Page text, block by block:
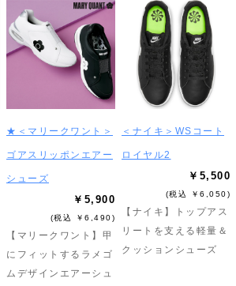
★＜マリークワント＞
ゴアスリッポンエアー
シューズ
￥5,900
(税込 ￥6,490)
【マリークワント】甲
にフィットするラメゴ
ムデザインエアーシュ
＜ナイキ＞WSコート
ロイヤル2
￥5,500
(税込 ￥6,050)
【ナイキ】トップアス
リートを支える軽量＆
クッションシューズ